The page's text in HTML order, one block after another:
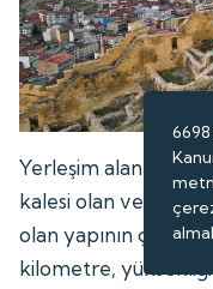
Yerleşim alanı
kalesi olan ve 150
olan yapının
kilometre, yüksekliği
6698